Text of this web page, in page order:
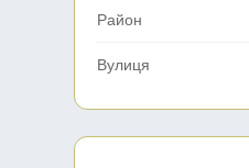
Район
Вулиця